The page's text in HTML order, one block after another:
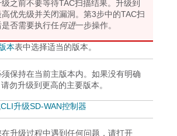
级之前不要等待TAC扫描结果。升级到
优先级并关闭漏洞。第3步中的TAC扫
否需要执行任何进一步操作。
本表中选择适当的版本。
须保持在当前主版本内。如果没有明确
勿升级到更高的主要版本。
升级SD-WAN控制器
升级过程中遇到任何问题，请打开